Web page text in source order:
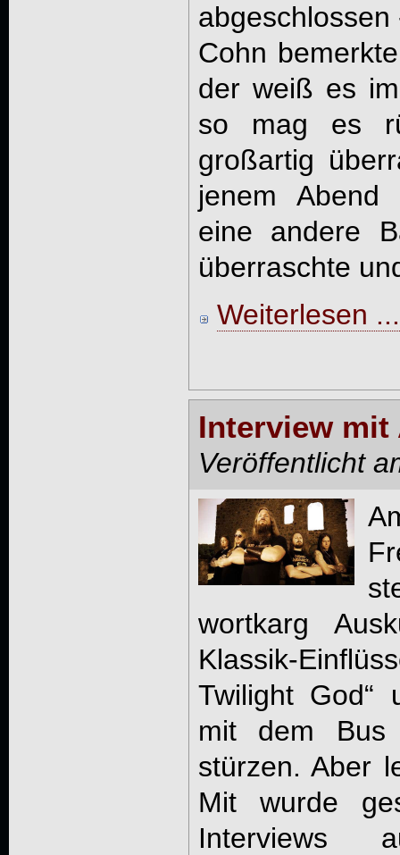
Cohn
der weiß es
so mag es
großartig
jenem Abend
eine andere
überraschte
Weiterlesen ...
Interview mit
Veröffentlicht
wortkarg
Klassik-
Twilight God“
mit dem
stürzen. Aber
Mit wurde
Interviews